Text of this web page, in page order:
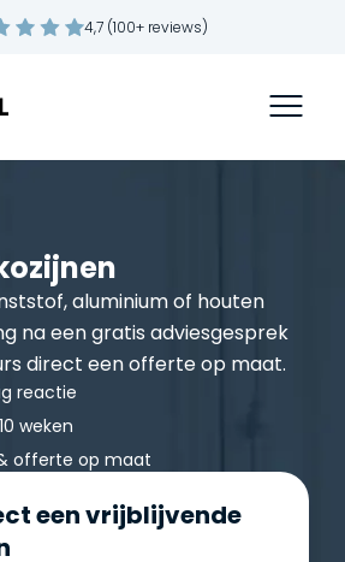
4,7 (100+ reviews)
aluminium of houten
na een gratis adviesgesprek
direct een offerte op maat.
reactie
weken
offerte op maat
een vrijblijvende